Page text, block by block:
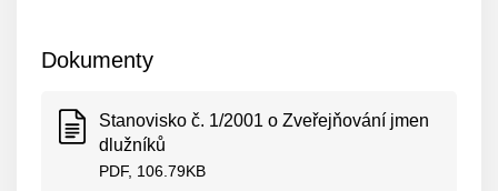
Dokumenty
Stanovisko č. 1/2001 o Zveřejňování jmen
dlužníků
PDF, 106.79KB